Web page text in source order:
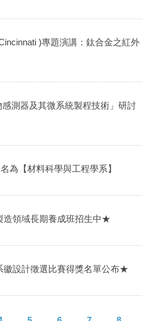
)專題演講：鈦合金之紅外
測器及其微系統製程技術」研討
為【材料科學與工程學系】
領域長期養成班招生中★
設計徵選比賽得獎名單公布★